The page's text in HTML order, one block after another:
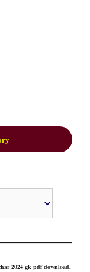
2024 gk pdf download,